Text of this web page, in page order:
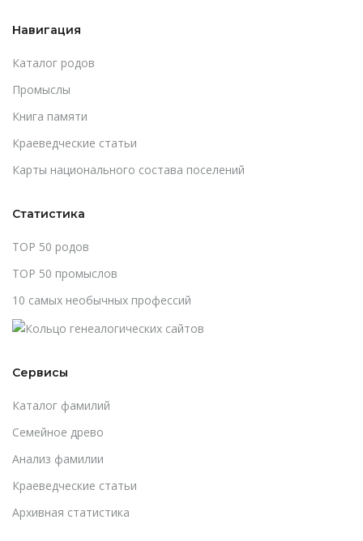
Навигация
Каталог родов
Промыслы
Книга памяти
Краеведческие статьи
Карты национального состава поселений
Статистика
TOP 50 родов
TOP 50 промыслов
10 самых необычных профессий
Сервисы
Каталог фамилий
Cемейное древо
Анализ фамилии
Краеведческие статьи
Архивная статистика